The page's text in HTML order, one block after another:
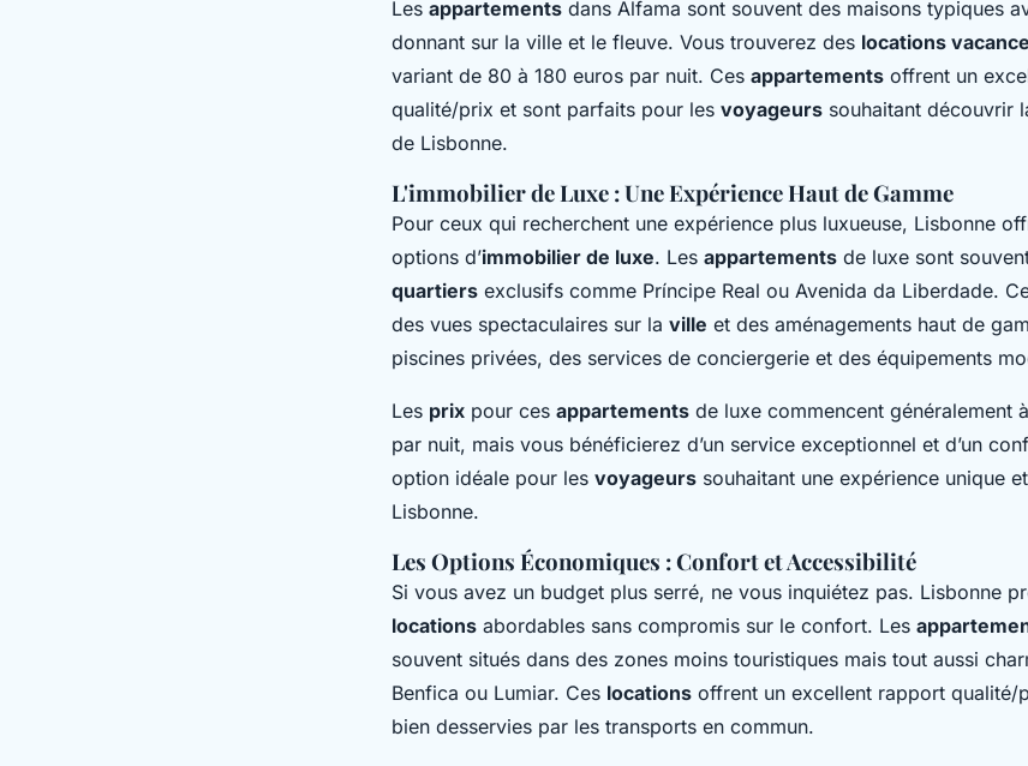
Les appartements dans Alfama sont souvent des maisons typiques
donnant sur la ville et le fleuve. Vous trouverez des locations
variant de 80 à 180 euros par nuit. Ces appartements offrent un
qualité/prix et sont parfaits pour les voyageurs souhaitant découvrir
de Lisbonne.
L'immobilier de Luxe : Une Expérience Haut de Gamme
Pour ceux qui recherchent une expérience plus luxueuse, Lisbonne
options d’immobilier de luxe. Les appartements de luxe sont
quartiers exclusifs comme Príncipe Real ou Avenida da Liberdade.
des vues spectaculaires sur la ville et des aménagements haut de
piscines privées, des services de conciergerie et des équipements
Les prix pour ces appartements de luxe commencent généralement
par nuit, mais vous bénéficierez d’un service exceptionnel et d’un
option idéale pour les voyageurs souhaitant une expérience unique
Lisbonne.
Les Options Économiques : Confort et Accessibilité
Si vous avez un budget plus serré, ne vous inquiétez pas. Lisbonne
locations abordables sans compromis sur le confort. Les
souvent situés dans des zones moins touristiques mais tout aussi
Benfica ou Lumiar. Ces locations offrent un excellent rapport qualité/
bien desservies par les transports en commun.